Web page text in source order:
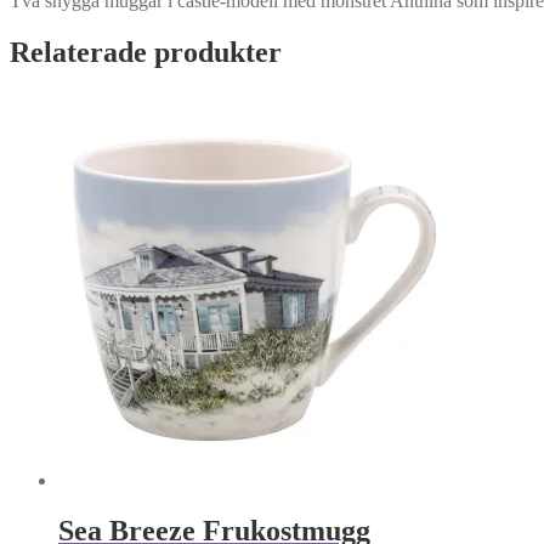
Relaterade produkter
Sea Breeze Frukostmugg